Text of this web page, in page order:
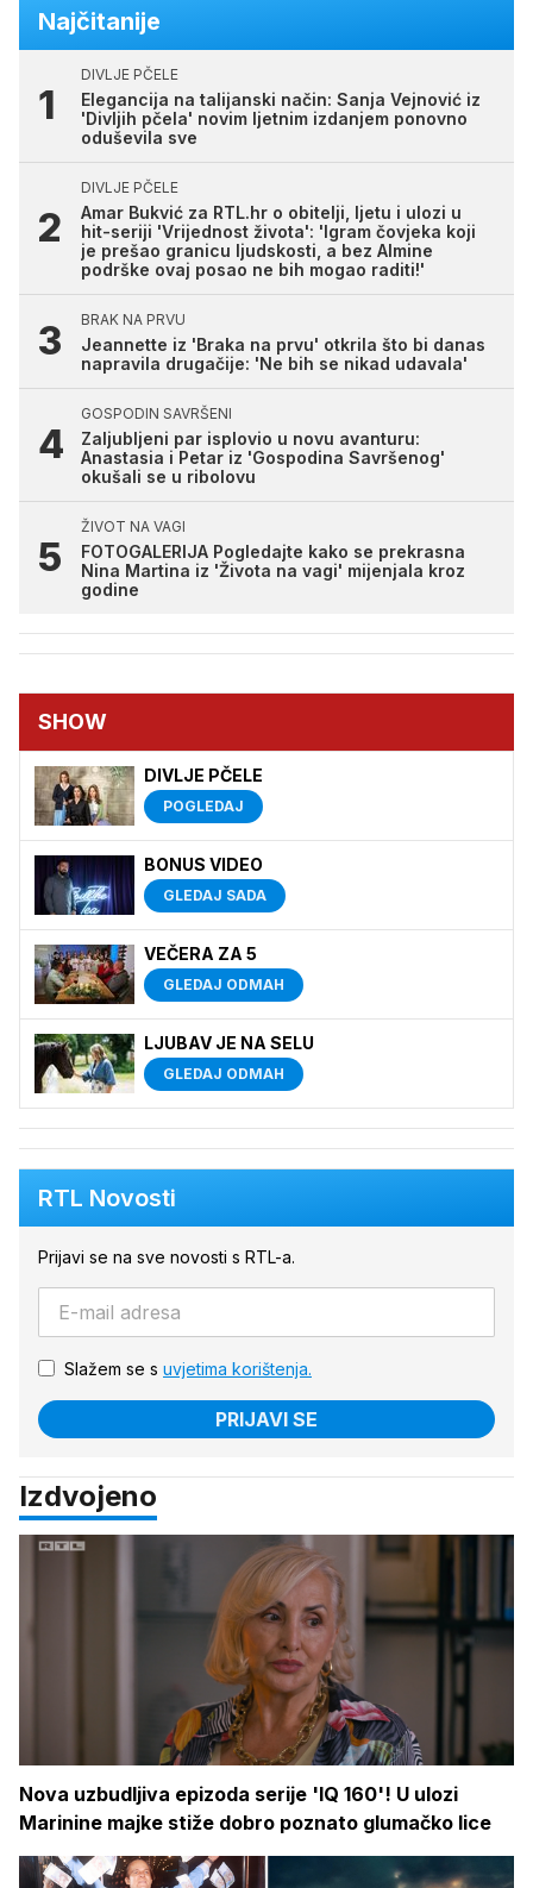
Najčitanije
DIVLJE PČELE
Elegancija na talijanski način: Sanja Vejnović iz
'Divljih pčela' novim ljetnim izdanjem ponovno
oduševila sve
DIVLJE PČELE
Amar Bukvić za RTL.hr o obitelji, ljetu i ulozi u
hit-seriji 'Vrijednost života': 'Igram čovjeka koji
je prešao granicu ljudskosti, a bez Almine
podrške ovaj posao ne bih mogao raditi!'
BRAK NA PRVU
Jeannette iz 'Braka na prvu' otkrila što bi danas
napravila drugačije: 'Ne bih se nikad udavala'
GOSPODIN SAVRŠENI
Zaljubljeni par isplovio u novu avanturu:
Anastasia i Petar iz 'Gospodina Savršenog'
okušali se u ribolovu
ŽIVOT NA VAGI
FOTOGALERIJA Pogledajte kako se prekrasna
Nina Martina iz 'Života na vagi' mijenjala kroz
godine
SHOW
DIVLJE PČELE
POGLEDAJ
BONUS VIDEO
GLEDAJ SADA
VEČERA ZA 5
GLEDAJ ODMAH
LJUBAV JE NA SELU
GLEDAJ ODMAH
RTL Novosti
Prijavi se na sve novosti s RTL-a.
Slažem se s uvjetima korištenja.
PRIJAVI SE
Izdvojeno
Nova uzbudljiva epizoda serije 'IQ 160'! U ulozi
Marinine majke stiže dobro poznato glumačko lice